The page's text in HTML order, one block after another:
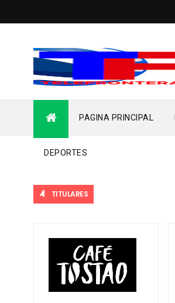
PAGINA PRINCIPAL
DEPORTES
TITULARES